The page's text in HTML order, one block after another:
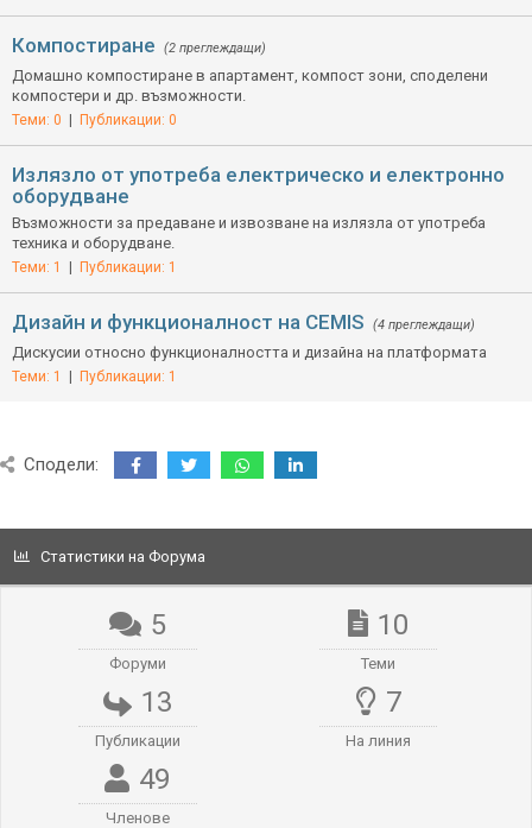
Компостиране (2 преглеждащи)
Домашно компостиране в апартамент, компост зони, споделени
компостери и др. възможности.
Теми: 0 Публикации: 0
Излязло от употреба електрическо и електронно
оборудване
Възможности за предаване и извозване на излязла от употреба
техника и оборудване.
Теми: 1 Публикации: 1
Дизайн и функционалност на CEMIS (4 преглеждащи)
Дискусии относно функционалността и дизайна на платформата
Теми: 1 Публикации: 1
Сподели:
Статистики на Форума
5
Форуми
10
Теми
13
Публикации
7
На линия
49
Членове